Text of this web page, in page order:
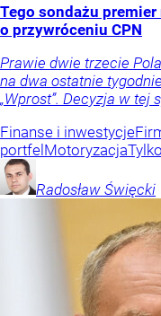
Tego sondażu
o przywróceniu CPN
Prawie dwie trzecie
na dwa ostatnie
„Wprost”. Decyzja w tej
Finanse i inwestycje
portfel Motoryzacja
Radosław Święcki